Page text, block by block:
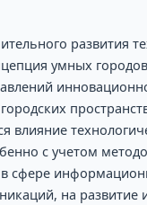
развития
умных
влияние
с учетом
сфере
на развитие